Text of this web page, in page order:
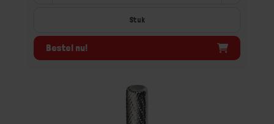
Stuk
Bestel nu!